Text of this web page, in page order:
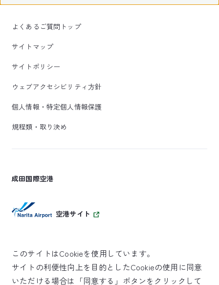
よくあるご質問トップ
サイトマップ
サイトポリシー
ウェブアクセシビリティ方針
個人情報・特定個人情報保護
規程類・取り決め
成田国際空港
空港サイト
SKYTRAX
このサイトはCookieを使用しています。
サイトの利便性向上を目的としたCookieの使用に同意
いただける場合は「同意する」ボタンをクリックして